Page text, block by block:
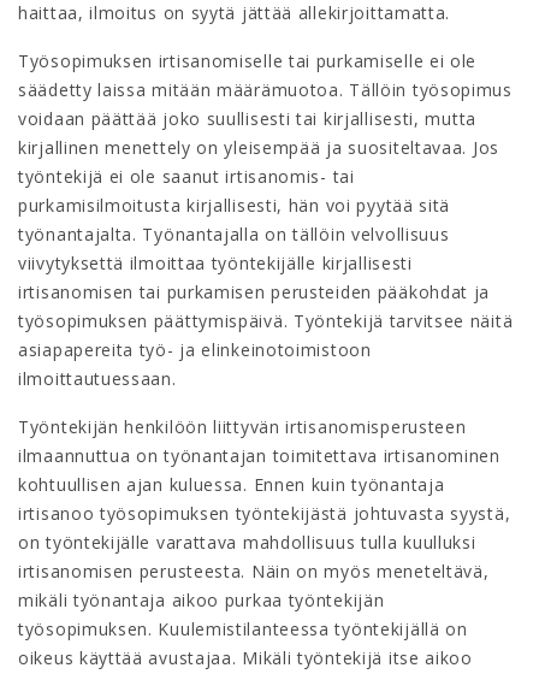
haittaa, ilmoitus on syytä jättää allekirjoittamatta.
Työsopimuksen irtisanomiselle tai purkamiselle ei ole
säädetty laissa mitään määrämuotoa. Tällöin työsopimus
voidaan päättää joko suullisesti tai kirjallisesti, mutta
kirjallinen menettely on yleisempää ja suositeltavaa. Jos
työntekijä ei ole saanut irtisanomis- tai
purkamisilmoitusta kirjallisesti, hän voi pyytää sitä
työnantajalta. Työnantajalla on tällöin velvollisuus
viivytyksettä ilmoittaa työntekijälle kirjallisesti
irtisanomisen tai purkamisen perusteiden pääkohdat ja
työsopimuksen päättymispäivä. Työntekijä tarvitsee näitä
asiapapereita työ- ja elinkeinotoimistoon
ilmoittautuessaan.
Työntekijän henkilöön liittyvän irtisanomisperusteen
ilmaannuttua on työnantajan toimitettava irtisanominen
kohtuullisen ajan kuluessa. Ennen kuin työnantaja
irtisanoo työsopimuksen työntekijästä johtuvasta syystä,
on työntekijälle varattava mahdollisuus tulla kuulluksi
irtisanomisen perusteesta. Näin on myös meneteltävä,
mikäli työnantaja aikoo purkaa työntekijän
työsopimuksen. Kuulemistilanteessa työntekijällä on
oikeus käyttää avustajaa. Mikäli työntekijä itse aikoo